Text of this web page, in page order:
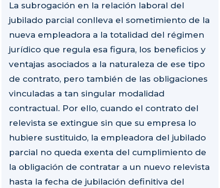
La subrogación en la relación laboral del
jubilado parcial conlleva el sometimiento de la
nueva empleadora a la totalidad del régimen
jurídico que regula esa figura, los beneficios y
ventajas asociados a la naturaleza de ese tipo
de contrato, pero también de las obligaciones
vinculadas a tan singular modalidad
contractual. Por ello, cuando el contrato del
relevista se extingue sin que su empresa lo
hubiere sustituido, la empleadora del jubilado
parcial no queda exenta del cumplimiento de
la obligación de contratar a un nuevo relevista
hasta la fecha de jubilación definitiva del